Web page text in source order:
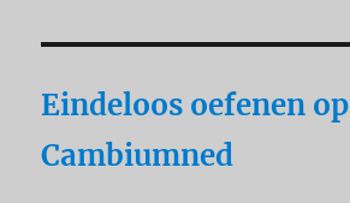
Eindeloos oefenen op
Cambiumned